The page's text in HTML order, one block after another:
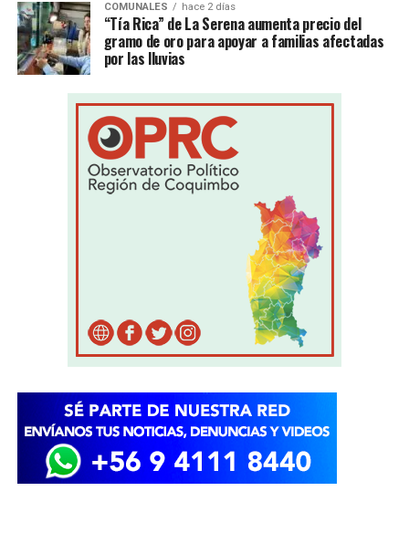
COMUNALES hace 2 días
“Tía Rica” de La Serena aumenta precio del
gramo de oro para apoyar a familias afectadas
por las lluvias